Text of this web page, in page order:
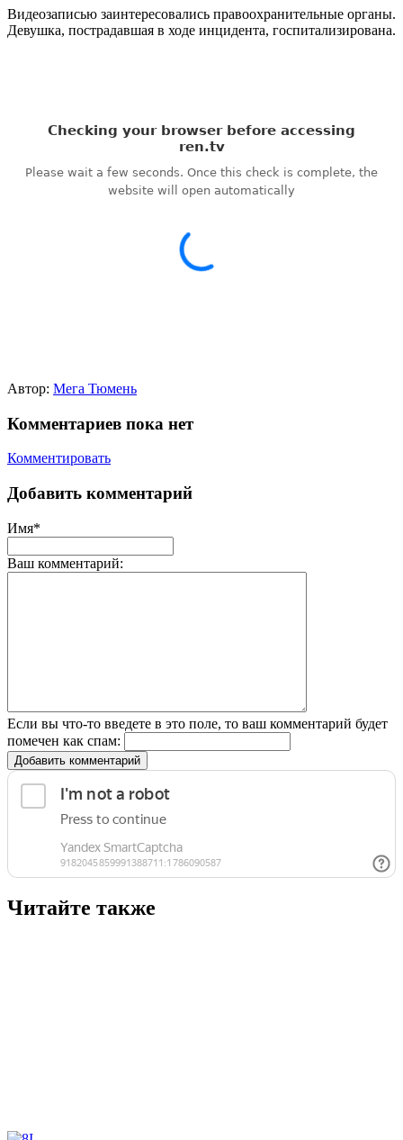
Видеозаписью заинтересовались правоохранительные органы.
Девушка, пострадавшая в ходе инцидента, госпитализирована.
Автор: Мега Тюмень
Комментариев пока нет
Комментировать
Добавить комментарий
Имя*
Ваш комментарий:
Если вы что-то введете в это поле, то ваш комментарий будет
помечен как спам:
Добавить комментарий
Читайте также